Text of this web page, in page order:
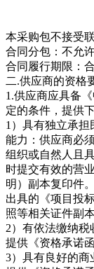
本采购包不接受
合同分包：不允
合同履行期限：
二.供应商的资格
1.供应商应具备
定的条件，提供
1）具有独立承
能力：供应商必
组织或自然人且
时提交有效的营
明）副本复印件
出具的《项目投
照等相关证件副
2）有依法缴纳
提供《资格承诺函
3）具有良好的商